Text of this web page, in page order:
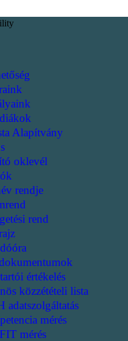
Alapítvány
oklevél
rendje
rend
értékelés
közzétételi lista
adatszolgáltatás
mérés
mérés